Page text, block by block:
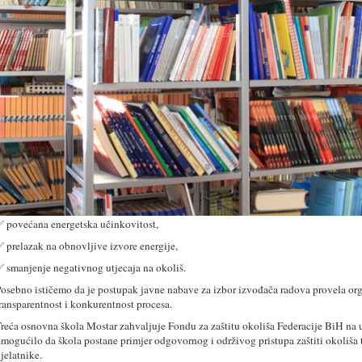
tehnologije u sektoru obrazovanja – Ugradnja sustava s
topline“, financiran sredstvima Fonda za zaštitu okoliša
BiH. Projekt je proveden u razdoblju od lipnja do prosinca
godine, a ukupna vrijednost iznosila je 149.237,00 KM.
podršci Fonda, škola je realizirala niz važnih aktivnosti:
demontažu dotrajalog sustava grijanja na lož ulje,
nabavu i ugradnju novog sustava grijanja temeljenog na dizalici
izvedbu pratećih građevinsko-instalaterskih radova,
tehničku pripremu i testiranje sustava
sustav je u potpunosti funkcionalan te se koristi za grijanje školskih
povećana energetska učinkovitost,
prelazak na obnovljive izvore energije,
smanjenje negativnog utjecaja na okoliš.
ističemo da je postupak javne nabave za izbor izvođača radova provela
i konkurentnost procesa.
osnovna škola Mostar zahvaljuje Fondu za zaštitu okoliša Federacije BiH
da škola postane primjer odgovornog i održivog pristupa zaštiti
.